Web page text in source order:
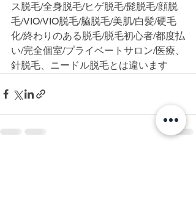
ス脱毛/全身脱毛/ヒゲ脱毛/髭脱毛/顔脱
毛/VIO/VIO脱毛/脇脱毛/美肌/白髪/硬毛
化/終わりのある脱毛/脱毛初心者/都度払
い/完全個室/プライベートサロン/医療、
針脱毛、ニードル脱毛とは違います